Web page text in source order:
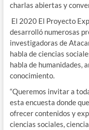
charlas abiertas y
El 2020 El Proyecto
desarrolló numerosas
investigadoras de
habla de ciencias
habla de humanidades,
conocimiento.
“Queremos invitar a
esta encuesta donde
ofrecer contenidos y
ciencias sociales,